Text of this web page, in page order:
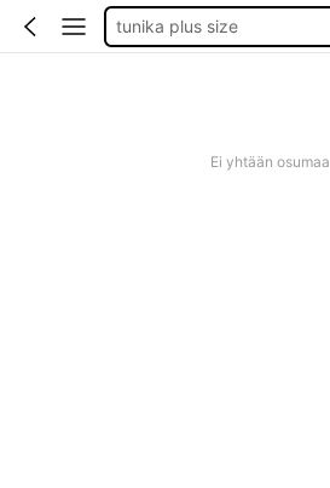
baby phat
Ei yhtään osumaa